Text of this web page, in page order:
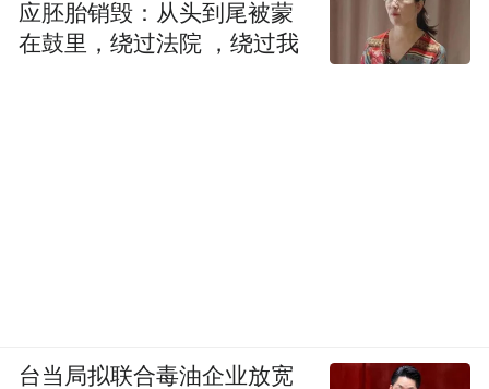
应胚胎销毁：从头到尾被蒙
在鼓里，绕过法院 ，绕过我
台当局拟联合毒油企业放宽